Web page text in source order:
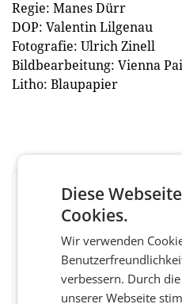
Regie: Manes Dürr
DOP: Valentin Lilgenau
Fotografie: Ulrich Zinell
Bildbearbeitung: Vienna
Litho: Blaupapier
BEWERTEN SIE DIESEN ARTIKEL
FacebookTwitterMessenger
Diese
Cookies.
Wir verwenden
verbessern. Durch
unserer Webseite